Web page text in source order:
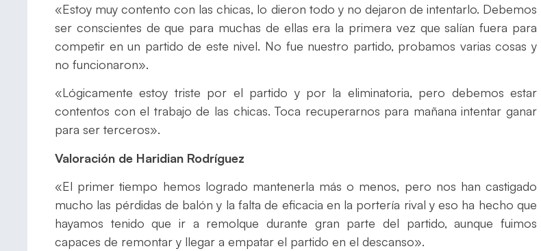
«Estoy muy contento con las chicas, lo dieron todo y no dejaron de intentarlo. Debemos
ser conscientes de que para muchas de ellas era la primera vez que salían fuera para
competir en un partido de este nivel. No fue nuestro partido, probamos varias cosas y
no funcionaron».
«Lógicamente estoy triste por el partido y por la eliminatoria, pero debemos estar
contentos con el trabajo de las chicas. Toca recuperarnos para mañana intentar ganar
para ser terceros».
Valoración de Haridian Rodríguez
«El primer tiempo hemos logrado mantenerla más o menos, pero nos han castigado
mucho las pérdidas de balón y la falta de eficacia en la portería rival y eso ha hecho que
hayamos tenido que ir a remolque durante gran parte del partido, aunque fuimos
capaces de remontar y llegar a empatar el partido en el descanso».